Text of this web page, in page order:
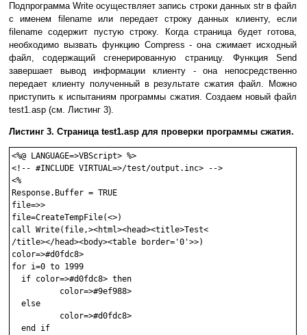
Подпрограмма Write осуществляет запись строки данных str в файл
с именем filename или передает строку данных клиенту, если
filename содержит пустую строку. Когда страница будет готова,
необходимо вызвать функцию Compress - она сжимает исходный
файл, содержащий сгенерированную страницу. Функция Send
завершает вывод информации клиенту - она непосредственно
передает клиенту полученный в результате сжатия файл. Можно
приступить к испытаниям программы сжатия. Создаем новый файл
test1.asp (см. Листинг 3).
Листинг 3. Страница test1.asp для проверки программы сжатия.
<%@ LANGUAGE=>VBScript> %>
<!-- #INCLUDE VIRTUAL=>/test/output.inc> -->
<%
Response.Buffer = TRUE
file=>>
file=CreateTempFile(<>)
call Write(file,><html><head><title>Test<
/title></head><body><table border='0'>>)
color=>#d0fdc8>
for i=0 to 1999
  if color=>#d0fdc8> then
          color=>#9ef988>
  else
          color=>#d0fdc8>
  end if